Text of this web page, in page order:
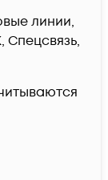
линии,
Спецсвязь,